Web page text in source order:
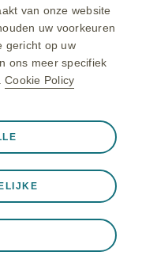
voorbehouden.
LP Amersfoort. De
Nederland. NP-NL-NA-
van onze website
uw voorkeuren
gericht op uw
ons meer specifiek
Cookie Policy
❮
beveiligen van
worden gebruikt
en het
heeft de